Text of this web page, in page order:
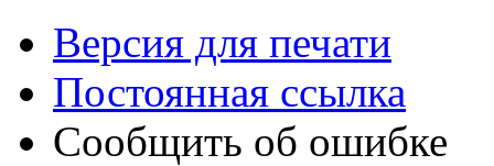
Версия для печати
Постоянная ссылка
Сообщить об ошибке